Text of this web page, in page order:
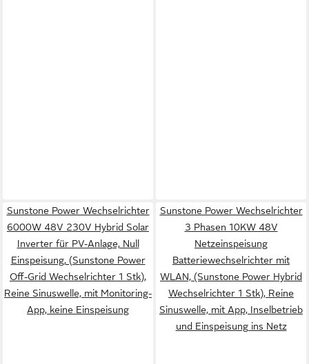
Sunstone Power Wechselrichter
6000W 48V 230V Hybrid Solar
Inverter für PV-Anlage, Null
Einspeisung, (Sunstone Power
Off-Grid Wechselrichter 1 Stk),
Reine Sinuswelle, mit Monitoring-
App, keine Einspeisung
Sunstone Power Wechselrichter
3 Phasen 10KW 48V
Netzeinspeisung
Batteriewechselrichter mit
WLAN, (Sunstone Power Hybrid
Wechselrichter 1 Stk), Reine
Sinuswelle, mit App, Inselbetrieb
und Einspeisung ins Netz